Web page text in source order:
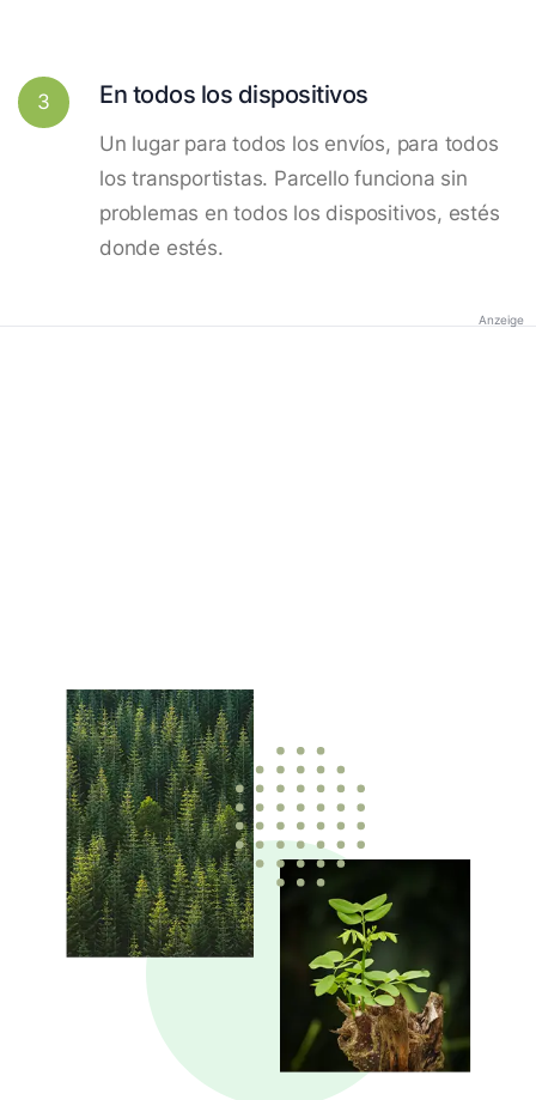
3 En todos los dispositivos
Un lugar para todos los envíos, para todos
los transportistas. Parcello funciona sin
problemas en todos los dispositivos, estés
donde estés.
Anzeige